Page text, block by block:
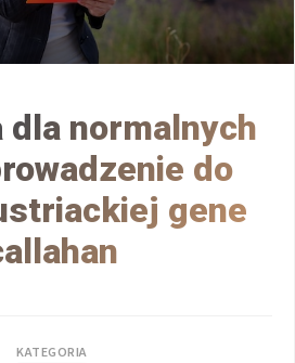
dla normalnych
do
gene
KATEGORIA